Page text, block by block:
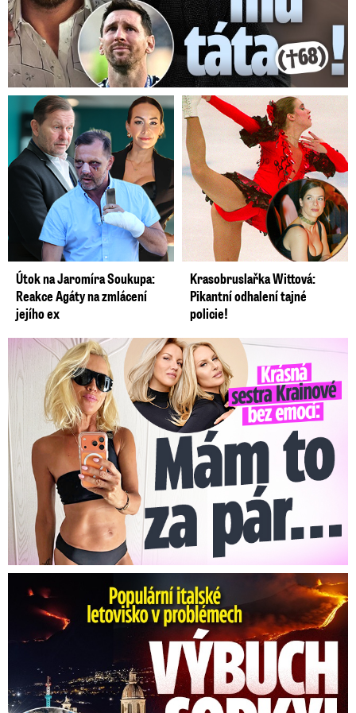
Útok na Jaromíra Soukupa:
Reakce Agáty na zmlácení
jejího ex
Krasobruslařka Wittová:
Pikantní odhalení tajné
policie!
Krásná sestra Krainové bez emocí: Mám to za pár…
Erupce sicilské sopky Etny: Ruší desítky letů